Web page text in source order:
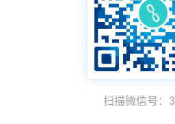
扫描微信号：